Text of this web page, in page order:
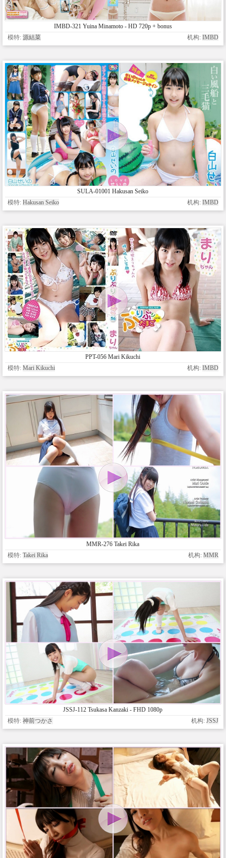
IMBD-321 Yuina Minamoto - HD 720p + bonus
模特: 源結菜 机构: IMBD
SULA-01001 Hakusan Seiko
模特: Hakusan Seiko 机构: IMBD
PPT-056 Mari Kikuchi
模特: Mari Kikuchi 机构: IMBD
MMR-276 Takei Rika
模特: Takei Rika 机构: MMR
JSSJ-112 Tsukasa Kanzaki - FHD 1080p
模特: 神前つかさ 机构: JSSJ